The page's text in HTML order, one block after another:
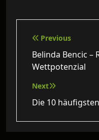
Previous
Belinda Bencic –
Wettpotenzial
Next
Die 10